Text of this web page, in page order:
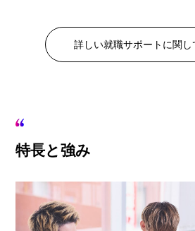
詳しい就職サポートに関し
特長と強み